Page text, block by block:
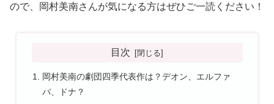
ので、岡村美南さんが気になる方はぜひご一読ください！
目次
岡村美南の劇団四季代表作は？デオン、エルファ
バ、ドナ？